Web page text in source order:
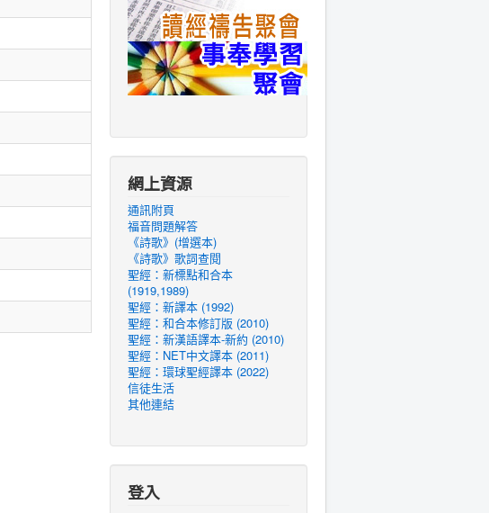
網上資源
通訊附頁
福音問題解答
《詩歌》(增選本)
《詩歌》歌詞查閱
聖經：新標點和合本
(1919,1989)
聖經：新譯本 (1992)
聖經：和合本修訂版 (2010)
聖經：新漢語譯本-新約 (2010)
聖經：NET中文譯本 (2011)
聖經：環球聖經譯本 (2022)
信徒生活
其他連結
登入